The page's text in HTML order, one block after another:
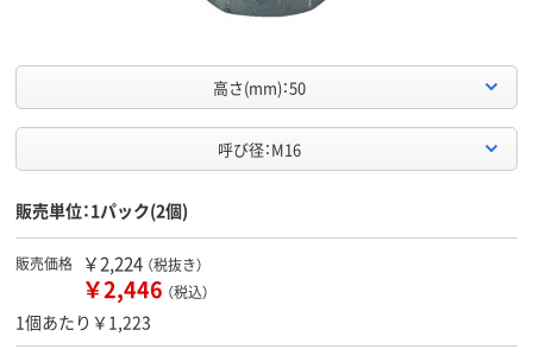
高さ(mm)：50
呼び径：M16
販売単位：1パック(2個)
販売価格 ￥2,224 （税抜き）
￥2,446 （税込）
1個あたり￥1,223